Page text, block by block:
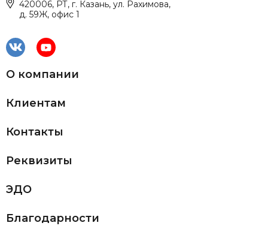
420006, РТ, г. Казань, ул. Рахимова,
д. 59Ж, офис 1
О компании
Клиентам
Контакты
Реквизиты
ЭДО
Благодарности